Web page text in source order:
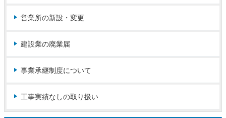
営業所の新設・変更
建設業の廃業届
事業承継制度について
工事実績なしの取り扱い